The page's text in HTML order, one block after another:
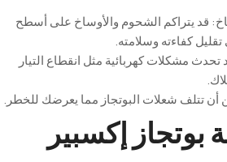
: قد يتراكم الشحوم والأوساخ علىأسطح
تقليلكفاءته وسلامته.
تحدث مشكلاتكهربائية مثل انقطاع التيار
.
أنتتلف شعلات البوتجاز مما يعرضك للخطر .
إكسبير